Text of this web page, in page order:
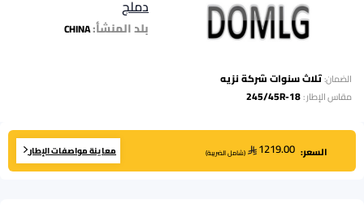
دملج
بلد المنشأ:CHINA
الضمان:ثلاث سنوات شركة نزيه
مقاس الإطار:
245/45R-18
السعر: 1219.00
(شامل الضريبة) معاينة مواصفات الإطار